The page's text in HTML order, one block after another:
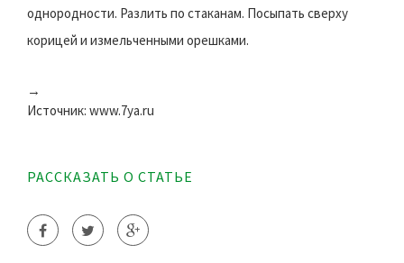
однородности. Разлить по стаканам. Посыпать сверху
корицей и измельченными орешками.
→
Источник: www.7ya.ru
РАССКАЗАТЬ О СТАТЬЕ